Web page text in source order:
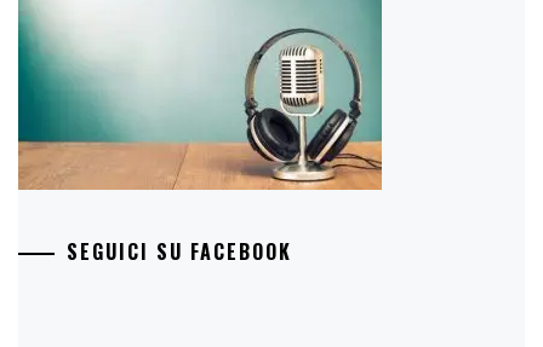
SEGUICI SU FACEBOOK